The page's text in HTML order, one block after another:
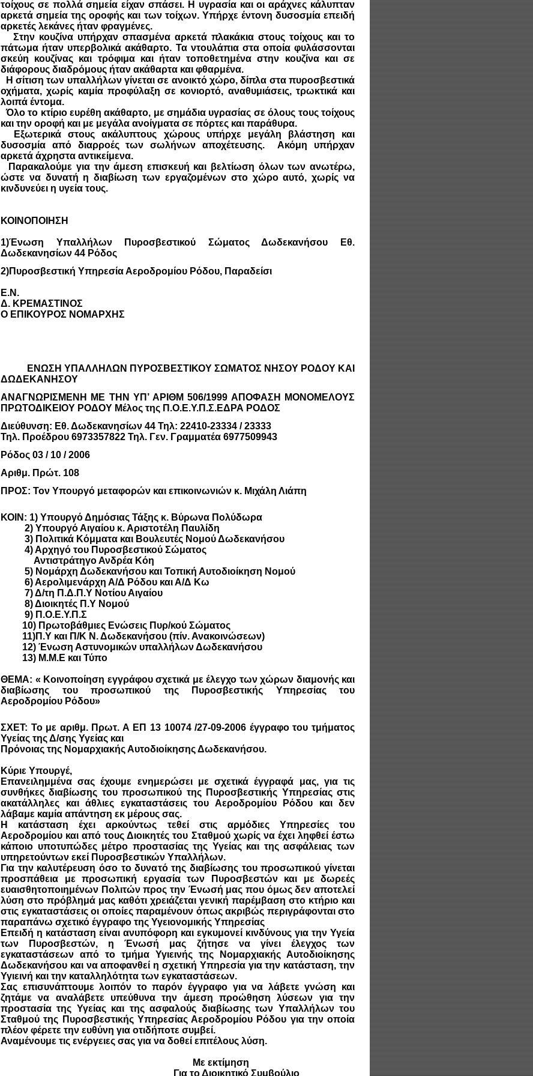
τοίχους σε πολλά σημεία είχαν σπάσει. Η υγρασία και οι αράχνες κάλυπταν
αρκετά σημεία της οροφής και των τοίχων. Υπήρχε έντονη δυσοσμία επειδή
αρκετές λεκάνες ήταν φραγμένες.
Στην κουζίνα υπήρχαν σπασμένα αρκετά πλακάκια στους τοίχους και το
πάτωμα ήταν υπερβολικά ακάθαρτο. Τα ντουλάπια στα οποία φυλάσσονται
σκεύη κουζίνας και τρόφιμα και ήταν τοποθετημένα στην κουζίνα και σε
διάφορους διαδρόμους ήταν ακάθαρτα και φθαρμένα.
Η σίτιση των υπαλλήλων γίνεται σε ανοικτό χώρο, δίπλα στα πυροσβεστικά
οχήματα, χωρίς καμία προφύλαξη σε κονιορτό, αναθυμιάσεις, τρωκτικά και
λοιπά έντομα.
Όλο το κτίριο ευρέθη ακάθαρτο, με σημάδια υγρασίας σε όλους τους τοίχους
και την οροφή και με μεγάλα ανοίγματα σε πόρτες και παράθυρα.
Εξωτερικά στους ακάλυπτους χώρους υπήρχε μεγάλη βλάστηση και
δυσοσμία από διαρροές των σωλήνων αποχέτευσης. Ακόμη υπήρχαν
αρκετά άχρηστα αντικείμενα.
Παρακαλούμε για την άμεση επισκευή και βελτίωση όλων των ανωτέρω,
ώστε να δυνατή η διαβίωση των εργαζομένων στο χώρο αυτό, χωρίς να
κινδυνεύει η υγεία τους.
ΚΟΙΝΟΠΟΙΗΣΗ
1)Ένωση Υπαλλήλων Πυροσβεστικού Σώματος Δωδεκανήσου Εθ.
Δωδεκανησίων 44 Ρόδος
2)Πυροσβεστική Υπηρεσία Αεροδρομίου Ρόδου, Παραδείσι
Ε.Ν.
Δ. ΚΡΕΜΑΣΤΙΝΟΣ
Ο ΕΠΙΚΟΥΡΟΣ ΝΟΜΑΡΧΗΣ
ΕΝΩΣΗ ΥΠΑΛΛΗΛΩΝ ΠΥΡΟΣΒΕΣΤΙΚΟΥ ΣΩΜΑΤΟΣ ΝΗΣΟΥ ΡΟΔΟΥ ΚΑΙ
ΔΩΔΕΚΑΝΗΣΟΥ
ΑΝΑΓΝΩΡΙΣΜΕΝΗ ΜΕ ΤΗΝ ΥΠ’ ΑΡΙΘΜ 506/1999 ΑΠΟΦΑΣΗ ΜΟΝΟΜΕΛΟΥΣ
ΠΡΩΤΟΔΙΚΕΙΟΥ ΡΟΔΟΥ Μέλος της Π.Ο.Ε.Υ.Π.Σ.ΕΔΡΑ ΡΟΔΟΣ
Διεύθυνση: Εθ. Δωδεκανησίων 44 Τηλ: 22410-23334 / 23333
Τηλ. Προέδρου 6973357822 Τηλ. Γεν. Γραμματέα 6977509943
Ρόδος 03 / 10 / 2006
Αριθμ. Πρώτ. 108
ΠΡΟΣ: Τον Υπουργό μεταφορών και επικοινωνιών κ. Μιχάλη Λιάπη
ΚΟΙΝ: 1) Υπουργό Δημόσιας Τάξης κ. Βύρωνα Πολύδωρα
2) Υπουργό Αιγαίου κ. Αριστοτέλη Παυλίδη
3) Πολιτικά Κόμματα και Βουλευτές Νομού Δωδεκανήσου
4) Αρχηγό του Πυροσβεστικού Σώματος
Αντιστράτηγο Ανδρέα Κόη
5) Νομάρχη Δωδεκανήσου και Τοπική Αυτοδιοίκηση Νομού
6) Αερολιμενάρχη Α/Δ Ρόδου και Α/Δ Κω
7) Δ/τη Π.Δ.Π.Υ Νοτίου Αιγαίου
8) Διοικητές Π.Υ Νομού
9) Π.Ο.Ε.Υ.Π.Σ
10) Πρωτοβάθμιες Ενώσεις Πυρ/κού Σώματος
11)Π.Υ και Π/Κ Ν. Δωδεκανήσου (πίν. Ανακοινώσεων)
12) Ένωση Αστυνομικών υπαλλήλων Δωδεκανήσου
13) Μ.Μ.Ε και Τύπο
ΘΕΜΑ: « Κοινοποίηση εγγράφου σχετικά με έλεγχο των χώρων διαμονής και
διαβίωσης του προσωπικού της Πυροσβεστικής Υπηρεσίας του
Αεροδρομίου Ρόδου»
ΣΧΕΤ: Το με αριθμ. Πρωτ. Α ΕΠ 13 10074 /27-09-2006 έγγραφο του τμήματος
Υγείας της Δ/σης Υγείας και
Πρόνοιας της Νομαρχιακής Αυτοδιοίκησης Δωδεκανήσου.
Κύριε Υπουργέ,
Επανειλημμένα σας έχουμε ενημερώσει με σχετικά έγγραφά μας, για τις
συνθήκες διαβίωσης του προσωπικού της Πυροσβεστικής Υπηρεσίας στις
ακατάλληλες και άθλιες εγκαταστάσεις του Αεροδρομίου Ρόδου και δεν
λάβαμε καμία απάντηση εκ μέρους σας.
Η κατάσταση έχει αρκούντως τεθεί στις αρμόδιες Υπηρεσίες του
Αεροδρομίου και από τους Διοικητές του Σταθμού χωρίς να έχει ληφθεί έστω
κάποιο υποτυπώδες μέτρο προστασίας της Υγείας και της ασφάλειας των
υπηρετούντων εκεί Πυροσβεστικών Υπαλλήλων.
Για την καλυτέρευση όσο το δυνατό της διαβίωσης του προσωπικού γίνεται
προσπάθεια με προσωπική εργασία των Πυροσβεστών και με δωρεές
ευαισθητοποιημένων Πολιτών προς την Ένωσή μας που όμως δεν αποτελεί
λύση στο πρόβλημά μας καθότι χρειάζεται γενική παρέμβαση στο κτήριο και
στις εγκαταστάσεις οι οποίες παραμένουν όπως ακριβώς περιγράφονται στο
παραπάνω σχετικό έγγραφο της Υγειονομικής Υπηρεσίας
Επειδή η κατάσταση είναι ανυπόφορη και εγκυμονεί κινδύνους για την Υγεία
των Πυροσβεστών, η Ένωσή μας ζήτησε να γίνει έλεγχος των
εγκαταστάσεων από το τμήμα Υγιεινής της Νομαρχιακής Αυτοδιοίκησης
Δωδεκανήσου και να αποφανθεί η σχετική Υπηρεσία για την κατάσταση, την
Υγιεινή και την καταλληλότητα των εγκαταστάσεων.
Σας επισυνάπτουμε λοιπόν το παρόν έγγραφο για να λάβετε γνώση και
ζητάμε να αναλάβετε υπεύθυνα την άμεση προώθηση λύσεων για την
προστασία της Υγείας και της ασφαλούς διαβίωσης των Υπαλλήλων του
Σταθμού της Πυροσβεστικής Υπηρεσίας Αεροδρομίου Ρόδου για την οποία
πλέον φέρετε την ευθύνη για οτιδήποτε συμβεί.
Αναμένουμε τις ενέργειες σας για να δοθεί επιτέλους λύση.
Με εκτίμηση
Για το Διοικητικό Συμβούλιο